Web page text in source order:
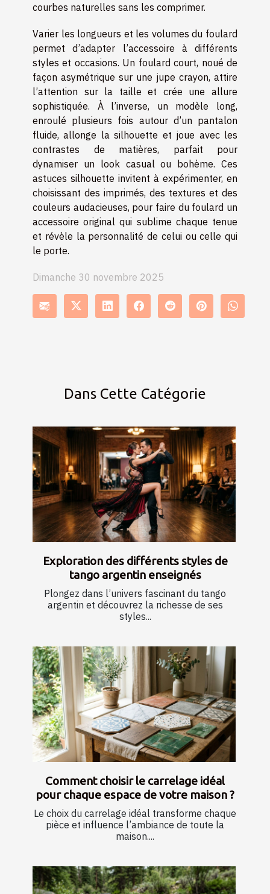
courbes naturelles sans les comprimer.
Varier les longueurs et les volumes du foulard
permet d’adapter l’accessoire à différents
styles et occasions. Un foulard court, noué de
façon asymétrique sur une jupe crayon, attire
l’attention sur la taille et crée une allure
sophistiquée. À l’inverse, un modèle long,
enroulé plusieurs fois autour d’un pantalon
fluide, allonge la silhouette et joue avec les
contrastes de matières, parfait pour
dynamiser un look casual ou bohème. Ces
astuces silhouette invitent à expérimenter, en
choisissant des imprimés, des textures et des
couleurs audacieuses, pour faire du foulard un
accessoire original qui sublime chaque tenue
et révèle la personnalité de celui ou celle qui
le porte.
Dimanche 30 novembre 2025
Dans Cette Catégorie
Exploration des différents styles de
tango argentin enseignés
Plongez dans l’univers fascinant du tango
argentin et découvrez la richesse de ses
styles...
Comment choisir le carrelage idéal
pour chaque espace de votre maison ?
Le choix du carrelage idéal transforme chaque
pièce et influence l’ambiance de toute la
maison....